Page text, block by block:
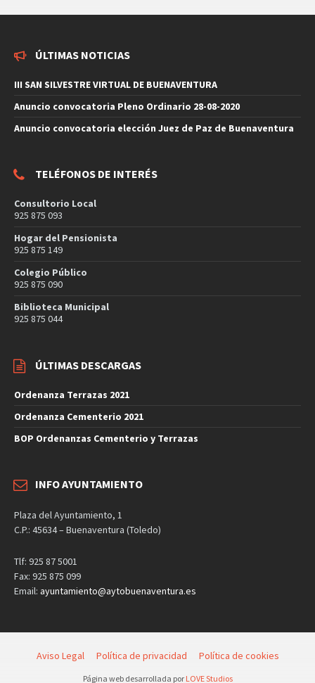
ÚLTIMAS NOTICIAS
III SAN SILVESTRE VIRTUAL DE BUENAVENTURA
Anuncio convocatoria Pleno Ordinario 28-08-2020
Anuncio convocatoria elección Juez de Paz de Buenaventura
TELÉFONOS DE INTERÉS
Consultorio Local
925 875 093
Hogar del Pensionista
925 875 149
Colegio Público
925 875 090
Biblioteca Municipal
925 875 044
ÚLTIMAS DESCARGAS
Ordenanza Terrazas 2021
Ordenanza Cementerio 2021
BOP Ordenanzas Cementerio y Terrazas
INFO AYUNTAMIENTO
Plaza del Ayuntamiento, 1
C.P.: 45634 – Buenaventura (Toledo)
Tlf: 925 87 5001
Fax: 925 875 099
Email: ayuntamiento@aytobuenaventura.es
Aviso Legal Política de privacidad Política de cookies
Página web desarrollada por LOVE Studios